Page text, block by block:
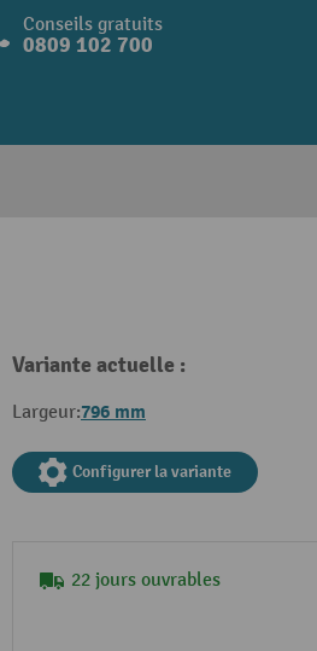
Conseils gratuits
0809 102 700
Variante actuelle :
Largeur:796 mm
Configurer la variante
22 jours ouvrables